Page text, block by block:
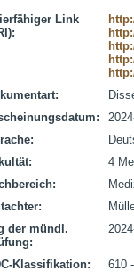
Link
4
der mündl.
Klassifikation:
610